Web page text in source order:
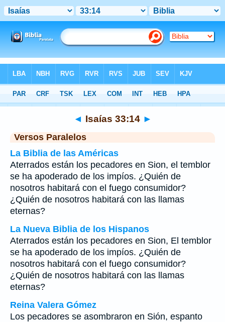
>Isaías > Capítulo 33> Verso 14
◄ Isaías 33:14 ►
Versos Paralelos
La Biblia de las Américas
Aterrados están los pecadores en Sion, el temblor
se ha apoderado de los impíos. ¿Quién de
nosotros habitará con el fuego consumidor?
¿Quién de nosotros habitará con las llamas
eternas?
La Nueva Biblia de los Hispanos
Aterrados están los pecadores en Sion, El temblor
se ha apoderado de los impíos. ¿Quién de
nosotros habitará con el fuego consumidor?
¿Quién de nosotros habitará con las llamas
eternas?
Reina Valera Gómez
Los pecadores se asombraron en Sión, espanto